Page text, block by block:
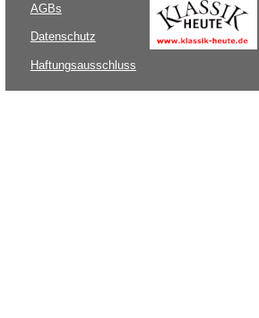
AGBs
Datenschutz
Haftungsausschluss